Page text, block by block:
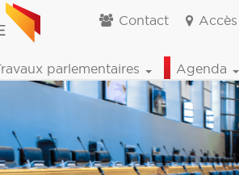
Contact Accès
parlementaires Agenda